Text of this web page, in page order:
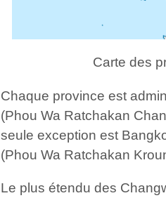
Carte des
Chaque province est
(Phou Wa Ratchakan
seule exception est
(Phou Wa Ratchakan
Le plus étendu des